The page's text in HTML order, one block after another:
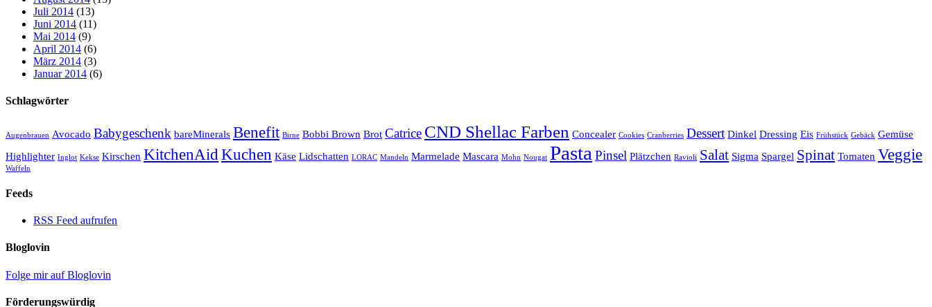
Juli 2014 (13)
Juni 2014 (11)
Mai 2014 (9)
April 2014 (6)
März 2014 (3)
Januar 2014 (6)
Schlagwörter
Augenbrauen Avocado Babygeschenk bareMinerals Benefit Birne Bobbi Brown Brot Catrice CND Shellac Farben Concealer Cookies Cranberries Dessert Dinkel Dressing Eis Frühstück Gebäck Gemüse
Highlighter Inglot Kekse Kirschen KitchenAidKuchen Käse Lidschatten LORAC Mandeln Marmelade Mascara Mohn Nougat PastaPinsel Plätzchen Ravioli Salat Sigma Spargel Spinat Tomaten Veggie
Waffeln
Feeds
RSS Feed aufrufen
Bloglovin
Folge mir auf Bloglovin
Förderungswürdig